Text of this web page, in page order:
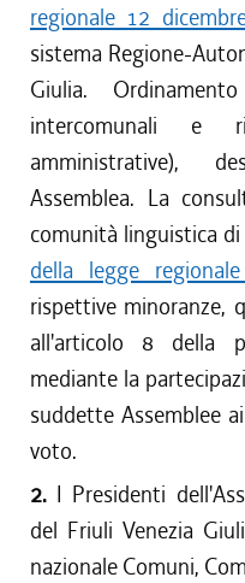
regionale 12
sistema Regione-
Giulia.
intercomunali e
amministrative),
Assemblea. La
comunità linguistica di
della legge
rispettive minoranze,
all'articolo 8 della
mediante la
suddette Assemblee
voto.
2. I Presidenti
del Friuli Venezia
nazionale Comuni,